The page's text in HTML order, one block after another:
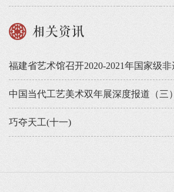
相关资讯
中国当代工艺美术双年展深度报道（三）
巧夺天工(十一)